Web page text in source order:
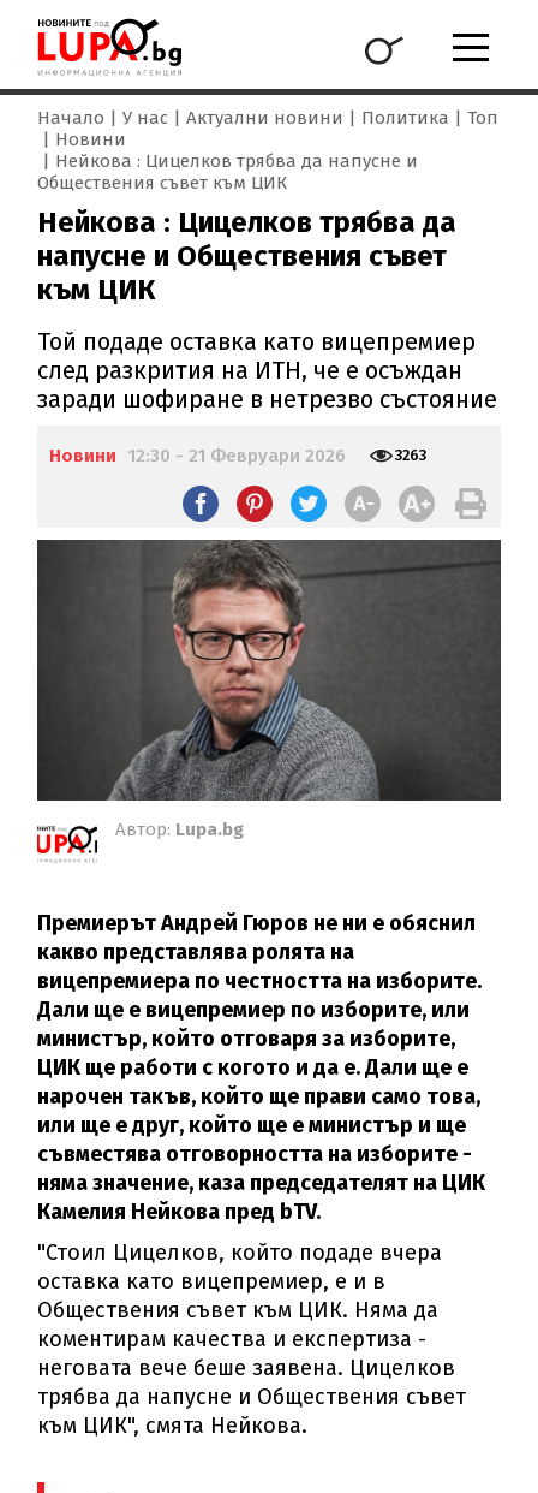
Начало У нас Актуални новини Политика
Топ
Новини
Нейкова : Цицелков трябва да напусне и
Обществения съвет към ЦИК
Нейкова : Цицелков трябва да
напусне и Обществения съвет
към ЦИК
Той подаде оставка като вицепремиер
след разкрития на ИТН, че е осъждан
заради шофиране в нетрезво състояние
Новини 12:30 - 21 Февруари 2026 3263
Автор: Lupa.bg
Премиерът Андрей Гюров не ни е обяснил
какво представлява ролята на
вицепремиера по честността на изборите.
Дали ще е вицепремиер по изборите, или
министър, който отговаря за изборите,
ЦИК ще работи с когото и да е. Дали ще е
нарочен такъв, който ще прави само това,
или ще е друг, който ще е министър и ще
съвместява отговорността на изборите -
няма значение, каза председателят на ЦИК
Камелия Нейкова пред bTV.
"Стоил Цицелков, който подаде вчера
оставка като вицепремиер, е и в
Обществения съвет към ЦИК. Няма да
коментирам качества и експертиза -
неговата вече беше заявена. Цицелков
трябва да напусне и Обществения съвет
към ЦИК", смята Нейкова.